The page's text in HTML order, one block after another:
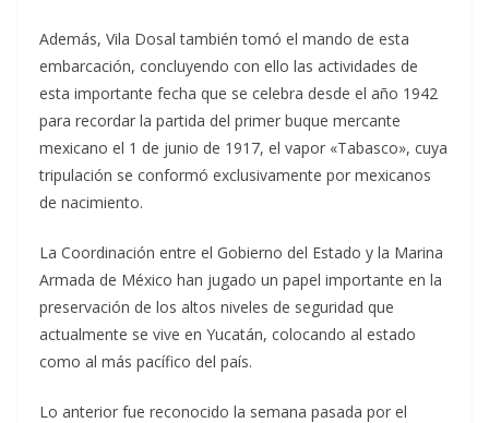
Además, Vila Dosal también tomó el mando de esta
embarcación, concluyendo con ello las actividades de
esta importante fecha que se celebra desde el año 1942
para recordar la partida del primer buque mercante
mexicano el 1 de junio de 1917, el vapor «Tabasco», cuya
tripulación se conformó exclusivamente por mexicanos
de nacimiento.
La Coordinación entre el Gobierno del Estado y la Marina
Armada de México han jugado un papel importante en la
preservación de los altos niveles de seguridad que
actualmente se vive en Yucatán, colocando al estado
como al más pacífico del país.
Lo anterior fue reconocido la semana pasada por el